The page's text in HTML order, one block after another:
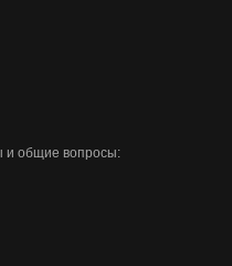
и общие вопросы: